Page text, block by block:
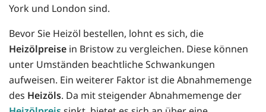
York und London sind.
Bevor Sie Heizöl bestellen, lohnt es sich, die
Heizölpreise in Bristow zu vergleichen. Diese können
unter Umständen beachtliche Schwankungen
aufweisen. Ein weiterer Faktor ist die Abnahmemenge
des Heizöls. Da mit steigender Abnahmemenge der